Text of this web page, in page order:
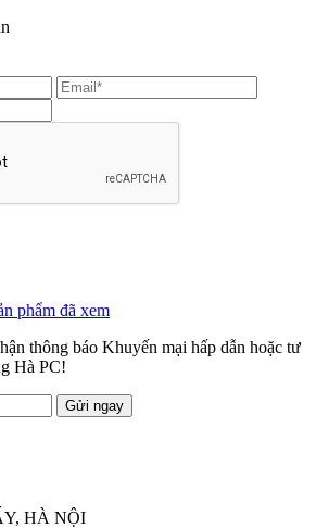
phẩm đã xem
thông báo Khuyến mại hấp dẫn hoặc tư
Hà PC!
Gửi ngay
HÀ NỘI